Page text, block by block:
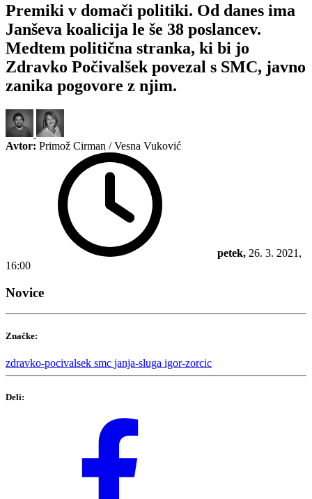
Premiki v domači politiki. Od danes ima
Janševa koalicija le še 38 poslancev.
Medtem politična stranka, ki bi jo
Zdravko Počivalšek povezal s SMC, javno
zanika pogovore z njim.
Avtor: Primož Cirman / Vesna Vuković
petek, 26. 3. 2021,
16:00
Novice
Značke:
zdravko-pocivalsek smc janja-sluga igor-zorcic
Deli: